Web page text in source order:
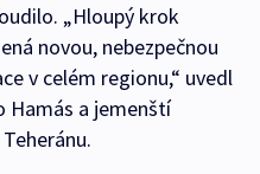
„Hloupý krok
novou, nebezpečnou
v celém regionu,“ uvedl
Hamás a jemenští